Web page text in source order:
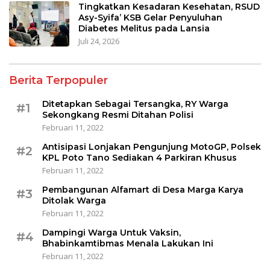
Tingkatkan Kesadaran Kesehatan, RSUD
Asy-Syifa’ KSB Gelar Penyuluhan
Diabetes Melitus pada Lansia
Juli 24, 2026
Berita Terpopuler
#1
Ditetapkan Sebagai Tersangka, RY Warga
Sekongkang Resmi Ditahan Polisi
Februari 11, 2022
#2
Antisipasi Lonjakan Pengunjung MotoGP, Polsek
KPL Poto Tano Sediakan 4 Parkiran Khusus
Februari 11, 2022
#3
Pembangunan Alfamart di Desa Marga Karya
Ditolak Warga
Februari 11, 2022
#4
Dampingi Warga Untuk Vaksin,
Bhabinkamtibmas Menala Lakukan Ini
Februari 11, 2022